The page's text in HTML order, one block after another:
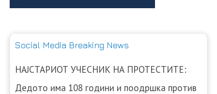
Social Media Breaking News
НАЈСТАРИОТ УЧЕСНИК НА ПРОТЕСТИТЕ:
Дедото има 108 години и поодршка против